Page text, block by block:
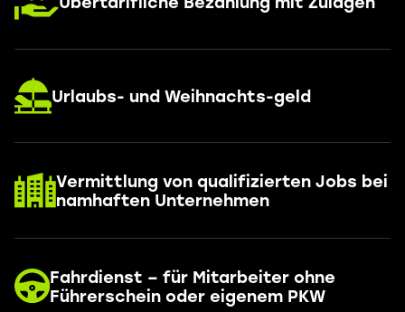
Urlaubs- und Weihnachts-geld
Vermittlung von qualifizierten Jobs bei
namhaften Unternehmen
Fahrdienst – für Mitarbeiter ohne
Führerschein oder eigenem PKW